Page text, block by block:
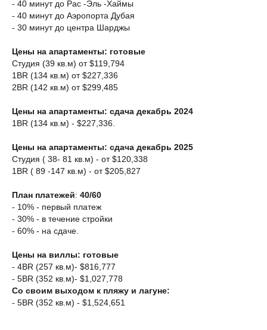
- 40 минут до Рас -Эль -Хаймы
- 40 минут до Аэропорта Дубая
- 30 минут до центра Шарджы
Цены на апартаменты: готовые
Студия (39 кв.м) от $119,794
1BR (134 кв.м) от $227,336
2BR (142 кв.м) от $299,485
Цены на апартаменты: сдача декабрь 2024
1BR (134 кв.м) - $227,336.
Цены на апартаменты: сдача декабрь 2025
Студия ( 38- 81 кв.м) - от $120,338
1BR ( 89 -147 кв.м) - от $205,827
План платежей: 40/60
- 10% - первый платеж
- 30% - в течение стройки
- 60% - на сдаче.
Цены на виллы: готовые
- 4BR (257 кв.м)- $816,777
- 5BR (352 кв.м)- $1,027,778
Со своим выходом к пляжу и лагуне:
- 5BR (352 кв.м) - $1,524,651